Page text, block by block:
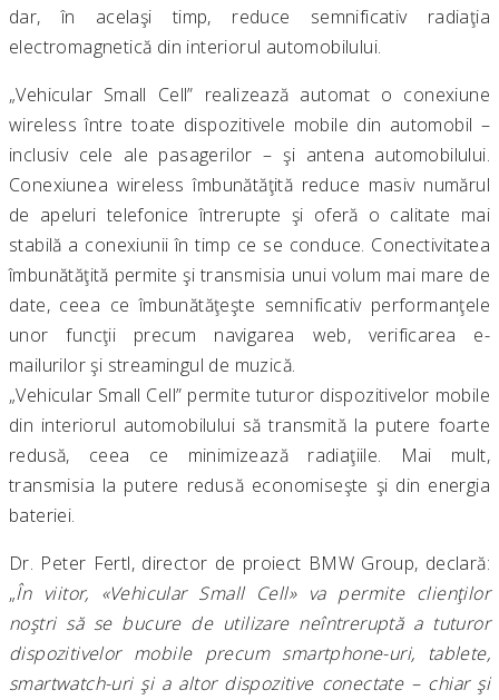
dar, în acelaşi timp, reduce semnificativ radiaţia
electromagnetică din interiorul automobilului.
„Vehicular Small Cell” realizează automat o conexiune
wireless între toate dispozitivele mobile din automobil –
inclusiv cele ale pasagerilor – şi antena automobilului.
Conexiunea wireless îmbunătăţită reduce masiv numărul
de apeluri telefonice întrerupte şi oferă o calitate mai
stabilă a conexiunii în timp ce se conduce. Conectivitatea
îmbunătăţită permite şi transmisia unui volum mai mare de
date, ceea ce îmbunătăţeşte semnificativ performanţele
unor funcţii precum navigarea web, verificarea e-
mailurilor şi streamingul de muzică.
„Vehicular Small Cell” permite tuturor dispozitivelor mobile
din interiorul automobilului să transmită la putere foarte
redusă, ceea ce minimizează radiaţiile. Mai mult,
transmisia la putere redusă economiseşte şi din energia
bateriei.
Dr. Peter Fertl, director de proiect BMW Group, declară:
„În viitor, «Vehicular Small Cell» va permite clienţilor
noştri să se bucure de utilizare neîntreruptă a tuturor
dispozitivelor mobile precum smartphone-uri, tablete,
smartwatch-uri şi a altor dispozitive conectate – chiar şi